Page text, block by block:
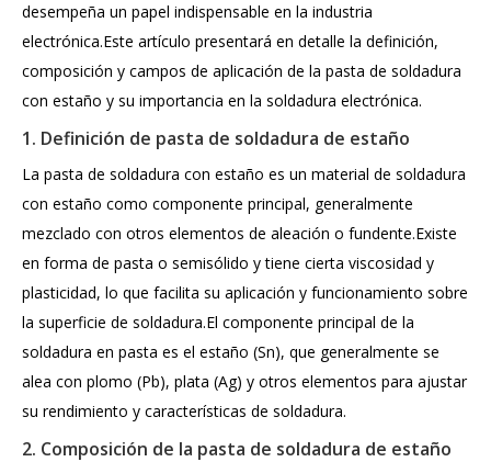
desempeña un papel indispensable en la industria
electrónica.Este artículo presentará en detalle la definición,
composición y campos de aplicación de la pasta de soldadura
con estaño y su importancia en la soldadura electrónica.
1. Definición de pasta de soldadura de estaño
La pasta de soldadura con estaño es un material de soldadura
con estaño como componente principal, generalmente
mezclado con otros elementos de aleación o fundente.Existe
en forma de pasta o semisólido y tiene cierta viscosidad y
plasticidad, lo que facilita su aplicación y funcionamiento sobre
la superficie de soldadura.El componente principal de la
soldadura en pasta es el estaño (Sn), que generalmente se
alea con plomo (Pb), plata (Ag) y otros elementos para ajustar
su rendimiento y características de soldadura.
2. Composición de la pasta de soldadura de estaño